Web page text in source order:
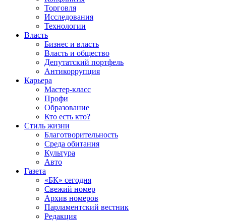
Торговля
Исследования
Технологии
Власть
Бизнес и власть
Власть и общество
Депутатский портфель
Антикоррупция
Карьера
Мастер-класс
Профи
Образование
Кто есть кто?
Стиль жизни
Благотворительность
Среда обитания
Культура
Авто
Газета
«БК» сегодня
Свежий номер
Архив номеров
Парламентский вестник
Редакция